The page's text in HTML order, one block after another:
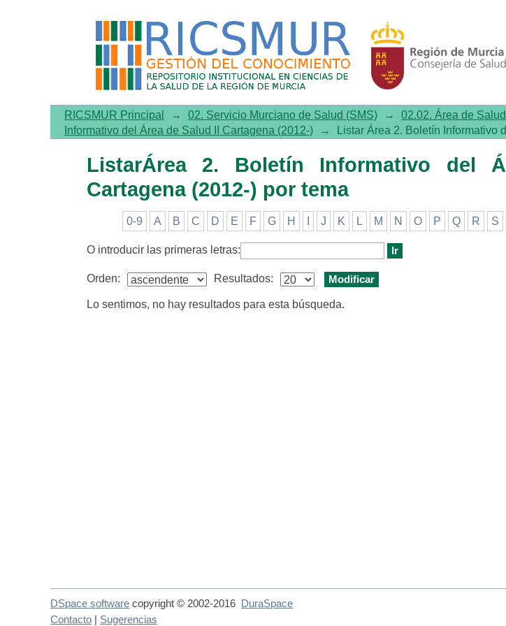
ListarÁrea 2. Boletín Informativo del Área de
RICSMUR Principal → 02. Servicio Murciano de Salud (SMS) → 02.02. Área de
Informativo del Área de Salud II Cartagena (2012-)
→ Listar Área 2. Boletín Informativo
ListarÁrea 2. Boletín Informativo del
Cartagena (2012-) por tema
0-9 A B C D E F G H J K L M N O P Q R S
O introducir las primeras letras:
Orden: Resultados:
Lo sentimos, no hay resultados para esta búsqueda.
DSpace software copyright © 2002-2016 DuraSpace
Contacto
Sugerencias